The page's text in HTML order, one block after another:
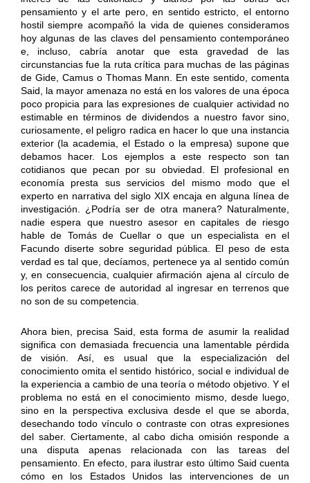
pensamiento y el arte pero, en sentido estricto, el entorno
hostil siempre acompañó la vida de quienes consideramos
hoy algunas de las claves del pensamiento contemporáneo
e, incluso, cabría anotar que esta gravedad de las
circunstancias fue la ruta crítica para muchas de las páginas
de Gide, Camus o Thomas Mann. En este sentido, comenta
Said, la mayor amenaza no está en los valores de una época
poco propicia para las expresiones de cualquier actividad no
estimable en términos de dividendos a nuestro favor sino,
curiosamente, el peligro radica en hacer lo que una instancia
exterior (la academia, el Estado o la empresa) supone que
debamos hacer. Los ejemplos a este respecto son tan
cotidianos que pecan por su obviedad. El profesional en
economía presta sus servicios del mismo modo que el
experto en narrativa del siglo XIX encaja en alguna línea de
investigación. ¿Podría ser de otra manera? Naturalmente,
nadie espera que nuestro asesor en capitales de riesgo
hable de Tomás de Cuellar o que un especialista en el
Facundo diserte sobre seguridad pública. El peso de esta
verdad es tal que, decíamos, pertenece ya al sentido común
y, en consecuencia, cualquier afirmación ajena al círculo de
los peritos carece de autoridad al ingresar en terrenos que
no son de su competencia.
Ahora bien, precisa Said, esta forma de asumir la realidad
significa con demasiada frecuencia una lamentable pérdida
de visión. Así, es usual que la especialización del
conocimiento omita el sentido histórico, social e individual de
la experiencia a cambio de una teoría o método objetivo. Y el
problema no está en el conocimiento mismo, desde luego,
sino en la perspectiva exclusiva desde el que se aborda,
desechando todo vínculo o contraste con otras expresiones
del saber. Ciertamente, al cabo dicha omisión responde a
una disputa apenas relacionada con las tareas del
pensamiento. En efecto, para ilustrar esto último Said cuenta
cómo en los Estados Unidos las intervenciones de un